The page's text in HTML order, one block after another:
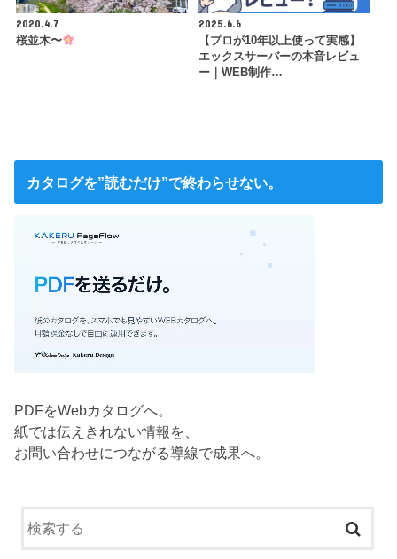
2020.4.7
桜並木〜
2025.6.6
【プロが10年以上使って実感】
エックスサーバーの本音レビュ
ー｜WEB制作…
カタログを”読むだけ”で終わらせない。
PDFをWebカタログへ。
紙では伝えきれない情報を、
お問い合わせにつながる導線で成果へ。